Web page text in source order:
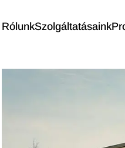
RólunkSzolgáltatásaink